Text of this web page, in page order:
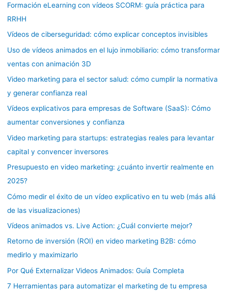
Formación eLearning con vídeos SCORM: guía práctica para
RRHH
Vídeos de ciberseguridad: cómo explicar conceptos invisibles
Uso de vídeos animados en el lujo inmobiliario: cómo transformar
ventas con animación 3D
Video marketing para el sector salud: cómo cumplir la normativa
y generar confianza real
Vídeos explicativos para empresas de Software (SaaS): Cómo
aumentar conversiones y confianza
Video marketing para startups: estrategias reales para levantar
capital y convencer inversores
Presupuesto en video marketing: ¿cuánto invertir realmente en
2025?
Cómo medir el éxito de un vídeo explicativo en tu web (más allá
de las visualizaciones)
Vídeos animados vs. Live Action: ¿Cuál convierte mejor?
Retorno de inversión (ROI) en video marketing B2B: cómo
medirlo y maximizarlo
Por Qué Externalizar Videos Animados: Guía Completa
7 Herramientas para automatizar el marketing de tu empresa